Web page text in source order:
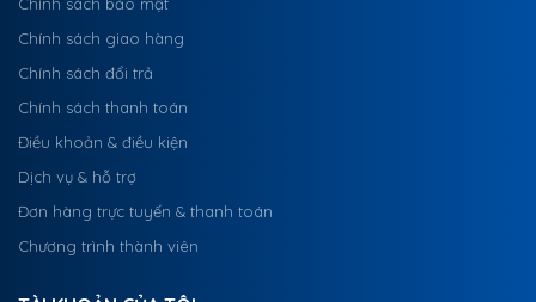
Chính sách giao hàng
Chính sách đổi trả
Chính sách thanh toán
Điều khoản & điều kiện
Dịch vụ & hỗ trợ
Đơn hàng trực tuyến & thanh toán
Chương trình thành viên